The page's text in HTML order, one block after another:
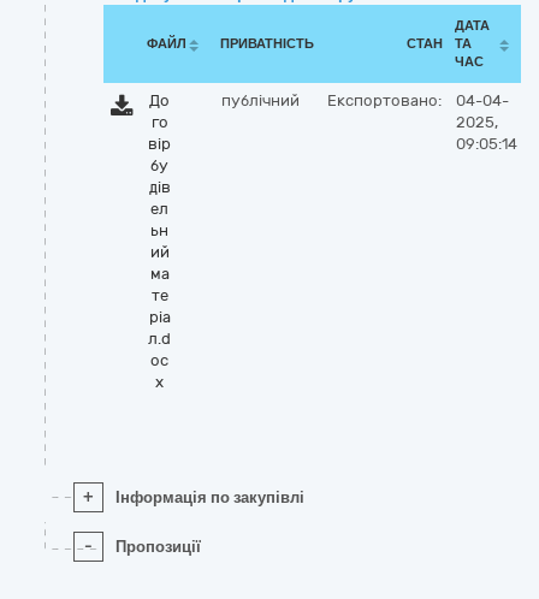
ФАЙЛ ПРИВАТНІСТЬ СТАН
ДАТА
ТА
ЧАС
До
го
вір
бу
дів
ел
ьн
ий
ма
те
ріа
л.d
oc
x
публічний Експортовано:
04-04-
2025,
09:05:14
+ Інформація по закупівлі
- Пропозиції